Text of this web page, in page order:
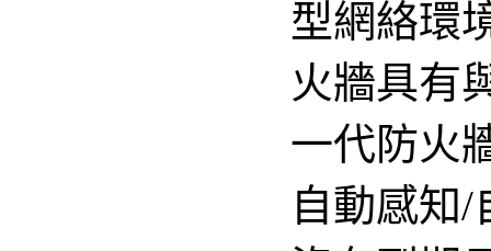
型網絡環
火牆具有
一代防火
自動感知/